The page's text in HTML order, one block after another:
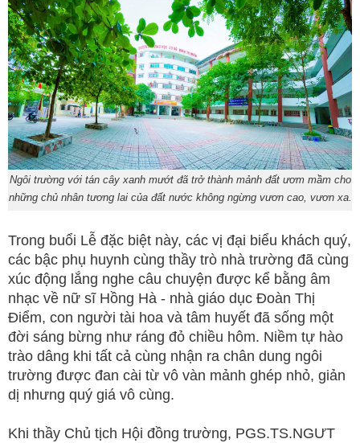
Ngôi trường với tán cây xanh mướt đã trở thành mảnh đất ươm mầm cho
những chủ nhân tương lai của đất nước không ngừng vươn cao, vươn xa.
Trong buổi Lễ đặc biệt này, các vị đại biểu khách quý,
các bậc phụ huynh cùng thầy trò nhà trường đã cùng
xúc động lắng nghe câu chuyện được kể bằng âm
nhạc về nữ sĩ Hồng Hà - nhà giáo dục Đoàn Thị
Điểm, con người tài hoa và tâm huyết đã sống một
đời sáng bừng như ráng đỏ chiều hôm. Niềm tự hào
trào dâng khi tất cả cùng nhận ra chân dung ngôi
trường được đan cài từ vô vàn mảnh ghép nhỏ, giản
dị nhưng quý giá vô cùng.
Khi thầy Chủ tịch Hội đồng trường, PGS.TS.NGƯT